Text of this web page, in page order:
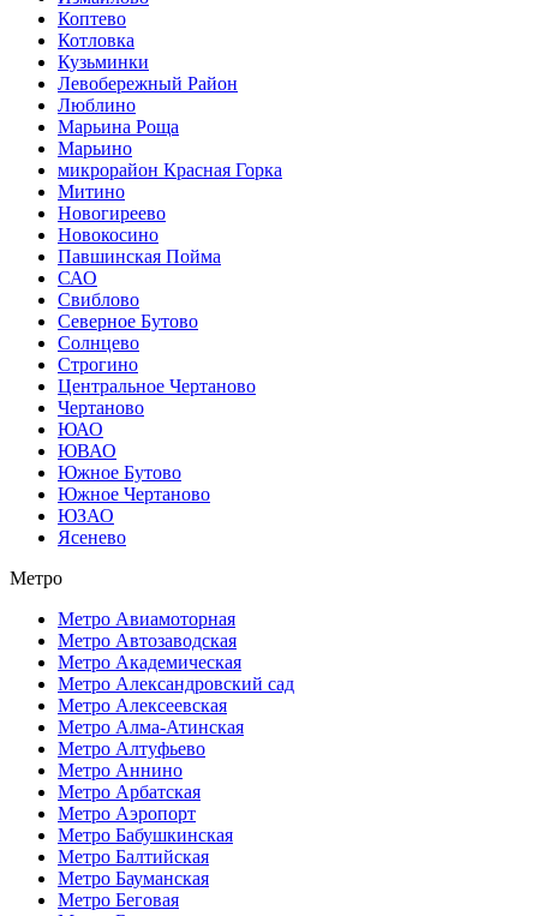
Коптево
Котловка
Кузьминки
Левобережный Район
Люблино
Марьина Роща
Марьино
микрорайон Красная Горка
Митино
Новогиреево
Новокосино
Павшинская Пойма
САО
Свиблово
Северное Бутово
Солнцево
Строгино
Центральное Чертаново
Чертаново
ЮАО
ЮВАО
Южное Бутово
Южное Чертаново
ЮЗАО
Ясенево
Метро
Метро Авиамоторная
Метро Автозаводская
Метро Академическая
Метро Александровский сад
Метро Алексеевская
Метро Алма-Атинская
Метро Алтуфьево
Метро Аннино
Метро Арбатская
Метро Аэропорт
Метро Бабушкинская
Метро Балтийская
Метро Бауманская
Метро Беговая